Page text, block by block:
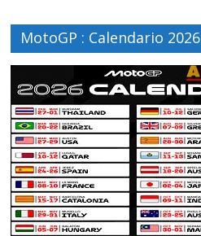
MotoGP : Calendario 2026